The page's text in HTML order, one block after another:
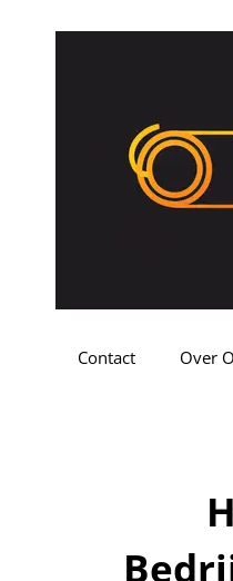
Contact Over